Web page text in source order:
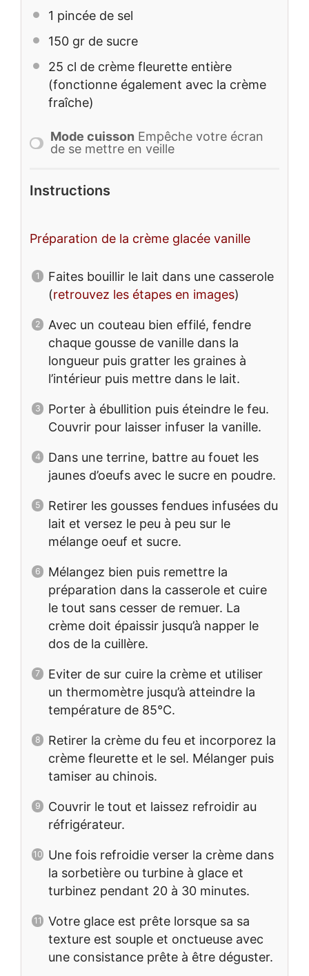
1 pincée de sel
150 gr de sucre
25 cl de crème fleurette entière
(fonctionne également avec la crème
fraîche)
Mode cuisson Empêche votre écran
de se mettre en veille
Instructions
Préparation de la crème glacée vanille
Faites bouillir le lait dans une casserole
(retrouvez les étapes en images)
Avec un couteau bien effilé, fendre
chaque gousse de vanille dans la
longueur puis gratter les graines à
l’intérieur puis mettre dans le lait.
Porter à ébullition puis éteindre le feu.
Couvrir pour laisser infuser la vanille.
Dans une terrine, battre au fouet les
jaunes d’oeufs avec le sucre en poudre.
Retirer les gousses fendues infusées du
lait et versez le peu à peu sur le
mélange oeuf et sucre.
Mélangez bien puis remettre la
préparation dans la casserole et cuire
le tout sans cesser de remuer. La
crème doit épaissir jusqu’à napper le
dos de la cuillère.
Eviter de sur cuire la crème et utiliser
un thermomètre jusqu’à atteindre la
température de 85°C.
Retirer la crème du feu et incorporez la
crème fleurette et le sel. Mélanger puis
tamiser au chinois.
Couvrir le tout et laissez refroidir au
réfrigérateur.
Une fois refroidie verser la crème dans
la sorbetière ou turbine à glace et
turbinez pendant 20 à 30 minutes.
Votre glace est prête lorsque sa sa
texture est souple et onctueuse avec
une consistance prête à être déguster.